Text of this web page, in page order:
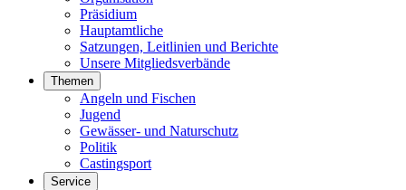
Präsidium
Hauptamtliche
Satzungen, Leitlinien und Berichte
Unsere Mitgliedsverbände
Themen
Angeln und Fischen
Jugend
Gewässer- und Naturschutz
Politik
Castingsport
Service